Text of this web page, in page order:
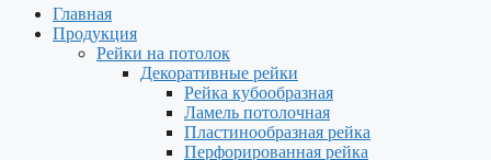
Главная
Продукция
Рейки на потолок
Декоративные рейки
Рейка кубообразная
Ламель потолочная
Пластинообразная рейка
Перфорированная рейка